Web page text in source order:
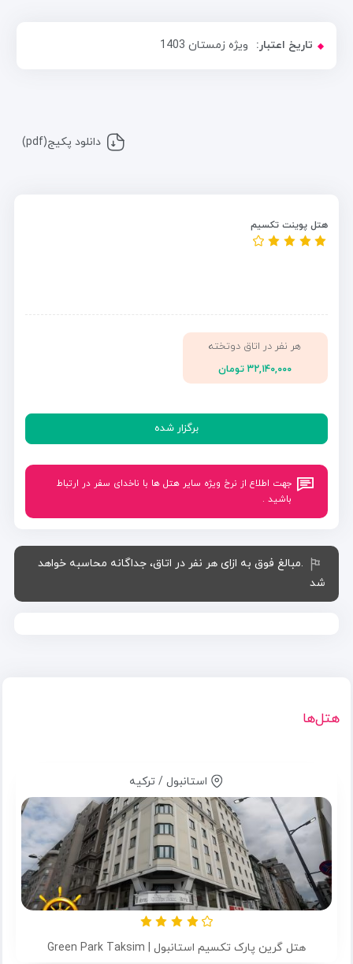
تاریخ اعتبار: ویژه زمستان 1403
دانلود پکیج(pdf)
هتل پوینت تکسیم
هر نفر در اتاق دوتخته
۳۲,۱۴۰,۰۰۰ تومان
برگزار شده
جهت اطلاع از نرخ ویژه سایر هتل ها با ناخدای سفر در ارتباط
باشید .
.مبالغ فوق به ازای هر نفر در اتاق، جداگانه محاسبه خواهد
شد
هتل‌ها
استانبول / ترکیه
هتل گرین پارک تکسیم استانبول | Green Park Taksim